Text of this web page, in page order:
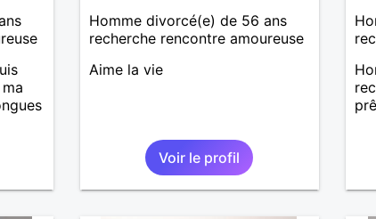
Homme divorcé(e) de 56 ans
recherche rencontre amoureuse
Aime la vie
Voir le profil